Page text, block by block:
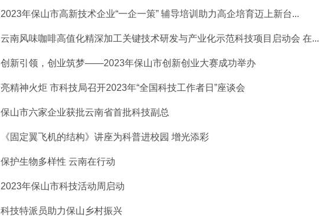
2023年保山市高新技术企业“一企一策” 辅导培训助力高企培育迈上新台...
云南风味咖啡高值化精深加工关键技术研发与产业化示范科技项目启动会 在...
创新引领，创业筑梦——2023年保山市创新创业大赛成功举办
亮精神火炬 市科技局召开2023年“全国科技工作者日”座谈会
保山市六家企业获批云南省首批科技副总
《固定翼飞机的结构》讲座为科普进校园 增光添彩
保护生物多样性 云南在行动
2023年保山市科技活动周启动
科技特派员助力保山乡村振兴